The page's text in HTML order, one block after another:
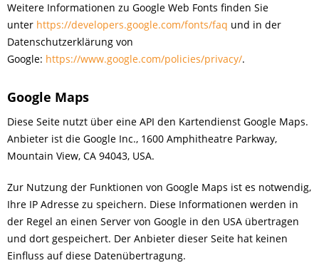
Weitere Informationen zu Google Web Fonts finden Sie
unter https://developers.google.com/fonts/faq und in der
Datenschutzerklärung von
Google: https://www.google.com/policies/privacy/.
Google Maps
Diese Seite nutzt über eine API den Kartendienst Google Maps.
Anbieter ist die Google Inc., 1600 Amphitheatre Parkway,
Mountain View, CA 94043, USA.
Zur Nutzung der Funktionen von Google Maps ist es notwendig,
Ihre IP Adresse zu speichern. Diese Informationen werden in
der Regel an einen Server von Google in den USA übertragen
und dort gespeichert. Der Anbieter dieser Seite hat keinen
Einfluss auf diese Datenübertragung.